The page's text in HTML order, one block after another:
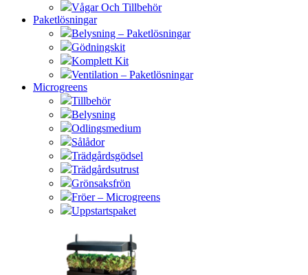
Vågar Och Tillbehör
Paketlösningar
Belysning – Paketlösningar
Gödningskit
Komplett Kit
Ventilation – Paketlösningar
Microgreens
Tillbehör
Belysning
Odlingsmedium
Sålådor
Trädgårdsgödsel
Trädgårdsutrust
Grönsaksfrön
Fröer – Microgreens
Uppstartspaket